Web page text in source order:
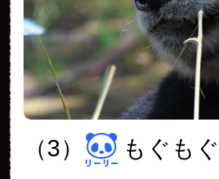
（3） もぐもぐ